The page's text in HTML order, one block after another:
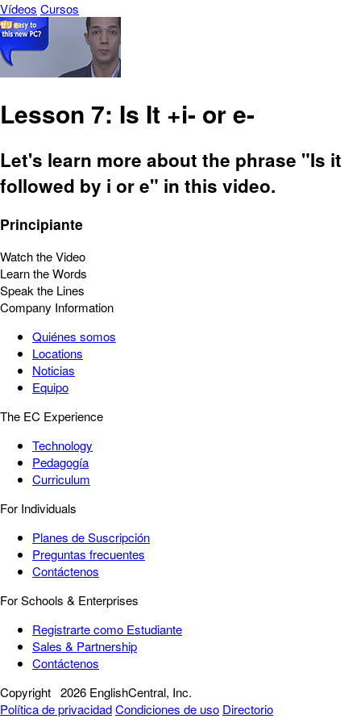
Vídeos Cursos
Lesson 7: Is It +i- or e-
Let's learn more about the phrase "Is it
followed by i or e" in this video.
Principiante
Watch the Video
Learn the Words
Speak the Lines
Company Information
Quiénes somos
Locations
Noticias
Equipo
The EC Experience
Technology
Pedagogía
Curriculum
For Individuals
Planes de Suscripción
Preguntas frecuentes
Contáctenos
For Schools & Enterprises
Registrarte como Estudiante
Sales & Partnership
Contáctenos
Copyright 2026 EnglishCentral, Inc.
Política de privacidadCondiciones de uso Directorio